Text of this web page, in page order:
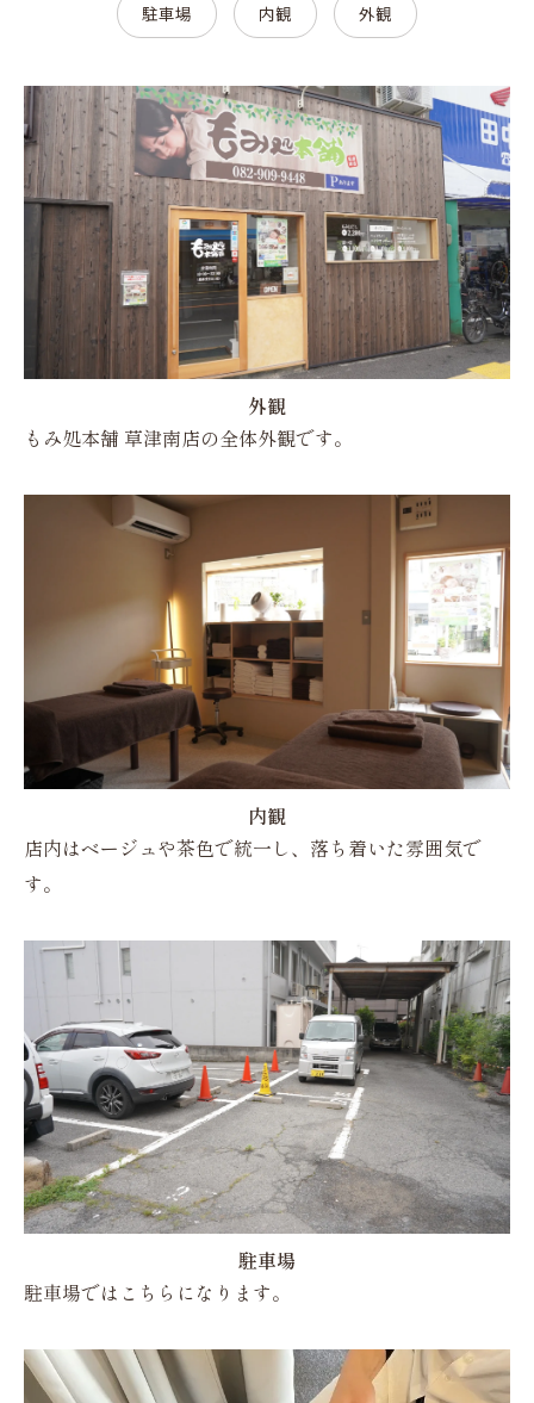
駐車場 内観 外観
外観
もみ処本舗 草津南店の全体外観です。
内観
店内はベージュや茶色で統一し、落ち着いた雰囲気で
す。
駐車場
駐車場ではこちらになります。